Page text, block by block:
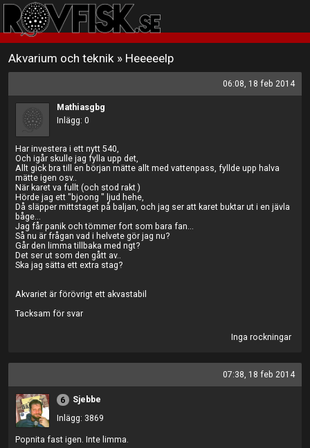
Akvarium och teknik » Heeeeelp
06:08, 18 feb 2014
Mathiasgbg
Inlägg: 0
Har investera i ett nytt 540,
Och igår skulle jag fylla upp det,
Allt gick bra till en början mätte allt med vattenpass, fyllde upp halva
mätte igen osv..
När karet va fullt (och stod rakt )
Hörde jag ett "bjoong " ljud hehe,
Då släpper mittstaget på baljan, och jag ser att karet buktar ut i en jävla
båge...
Jag får panik och tömmer fort som bara fan...
Så nu är frågan vad i helvete gör jag nu?
Går den limma tillbaka med ngt?
Det ser ut som den gått av..
Ska jag sätta ett extra stag?
Akvariet är förövrigt ett akvastabil
Tacksam för svar
Inga rockningar
07:38, 18 feb 2014
6
Sjebbe
Inlägg: 3869
Popnita fast igen. Inte limma.